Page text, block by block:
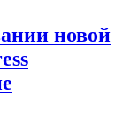
новой